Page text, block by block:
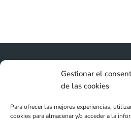
Gestionar el
de las cookies
Para ofrecer las mejores experiencias,
cookies para almacenar y/o acceder a la